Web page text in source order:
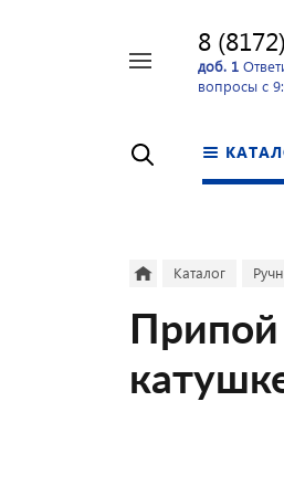
доб. 1
вопросы с
Каталог